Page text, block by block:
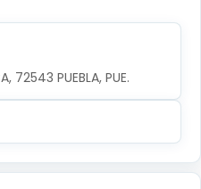
72543 PUEBLA, PUE.